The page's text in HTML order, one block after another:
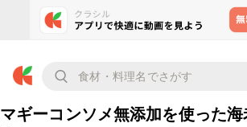
マギーコンソメ無添加を使った